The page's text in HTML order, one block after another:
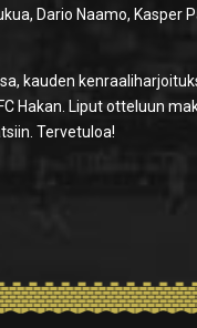
Dario Naamo, Kasper
kauden
Hakan. Liput otteluun
Tervetuloa!